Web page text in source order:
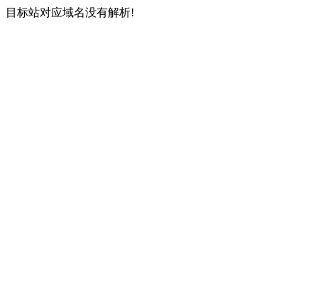
目标站对应域名没有解析!